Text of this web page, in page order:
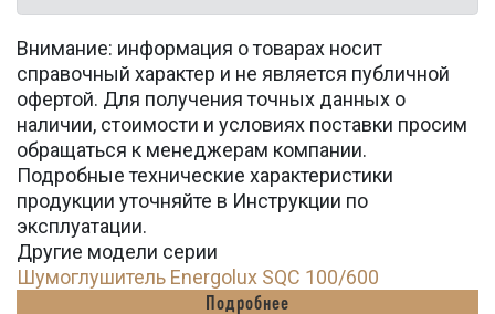
Внимание: информация о товарах носит
справочный характер и не является публичной
офертой. Для получения точных данных о
наличии, стоимости и условиях поставки просим
обращаться к менеджерам компании.
Подробные технические характеристики
продукции уточняйте в Инструкции по
эксплуатации.
Другие модели серии
Шумоглушитель Energolux SQC 100/600
Подробнее